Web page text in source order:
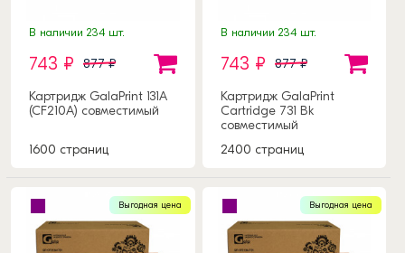
В наличии 234 шт.
743 ₽ 877 ₽
Картридж GalaPrint 131A
(CF210A) совместимый
1600 страниц
В наличии 234 шт.
743 ₽ 877 ₽
Картридж GalaPrint
Cartridge 731 Bk
совместимый
2400 страниц
Выгодная цена Выгодная цена